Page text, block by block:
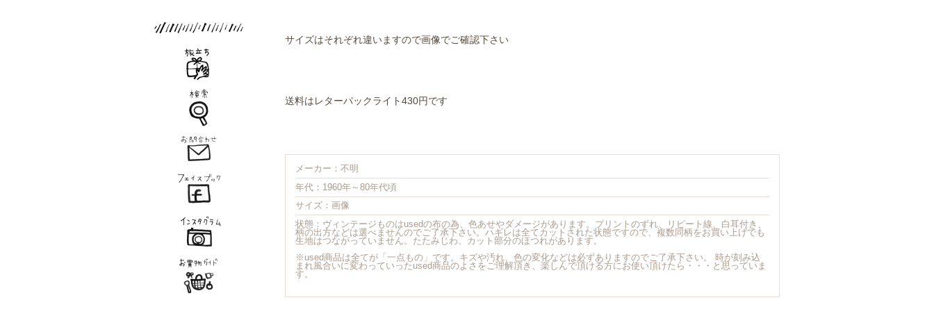
サイズはそれぞれ違いますので画像でご確認下さい
送料はレターパックライト430円です
メーカー：不明
年代：1960年～80年代頃
サイズ：画像
状態：ヴィンテージものはusedの布の為、色あせやダメージがあります。プリントのずれ、リピート線、白耳付き、
柄の出方などは選べませんのでご了承下さい。ハギレは全てカットされた状態ですので、複数同柄をお買い上げでも
生地はつながっていません。たたみじわ、カット部分のほつれがあります。
※used商品は全てが「一点もの」です。キズや汚れ、色の変化などは必ずありますのでご了承下さい。 時が刻み込
まれ風合いに変わっていったused商品のよさをご理解頂き、楽しんで頂ける方にお使い頂けたら・・・と思っていま
す。